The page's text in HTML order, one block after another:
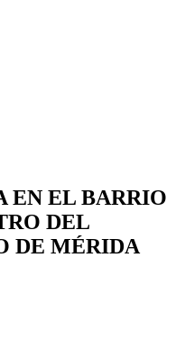
EN EL BARRIO
DEL
DE MÉRIDA